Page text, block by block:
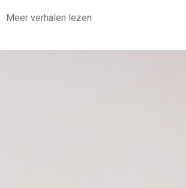
Meer verhalen lezen